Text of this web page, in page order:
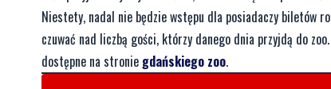
Niestety, nadal nie będzie wstępu dla posiadaczy biletów
czuwać nad liczbą gości, którzy danego dnia przyjdą do
dostępne na stronie gdańskiego zoo.